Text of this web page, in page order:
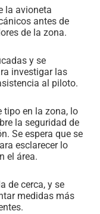
la avioneta
antes de
de la zona.
y se
investigar las
al piloto.
tipo en la zona, lo
la seguridad de
Se espera que se
esclarecer lo
el área.
de cerca, y se
medidas más